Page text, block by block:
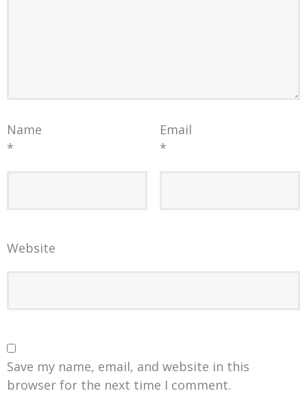
Name
*
Email
*
Website
Save my name, email, and website in this
browser for the next time I comment.